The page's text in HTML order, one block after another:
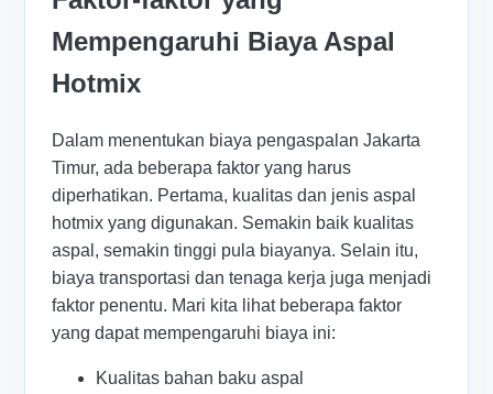
Mempengaruhi Biaya Aspal
Hotmix
Dalam menentukan biaya pengaspalan Jakarta
Timur, ada beberapa faktor yang harus
diperhatikan. Pertama, kualitas dan jenis aspal
hotmix yang digunakan. Semakin baik kualitas
aspal, semakin tinggi pula biayanya. Selain itu,
biaya transportasi dan tenaga kerja juga menjadi
faktor penentu. Mari kita lihat beberapa faktor
yang dapat mempengaruhi biaya ini:
Kualitas bahan baku aspal